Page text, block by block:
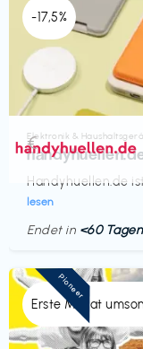
-17,5%
Elektronik &
Handyhuellen.de
lesen
€‎
Endet in <60 Tagen
Erste Monat
Pioneer